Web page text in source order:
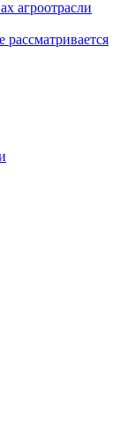
рассматривается